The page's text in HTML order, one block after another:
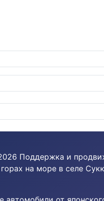
Поддержка и
на море в селе